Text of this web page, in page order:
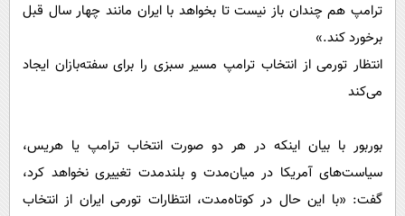
ترامپ هم چندان باز نیست تا بخواهد با ایران مانند چهار سال قبل
برخورد کند.»
انتظار تورمی از انتخاب ترامپ مسیر سبزی را برای سفته‌بازان ایجاد
می‌کند
بوربور با بیان اینکه در هر دو صورت انتخاب ترامپ یا هریس،
سیاست‌های آمریکا در میان‌مدت و بلندمدت تغییری نخواهد کرد،
گفت: «با این حال در کوتاه‌مدت، انتظارات تورمی ایران از انتخاب